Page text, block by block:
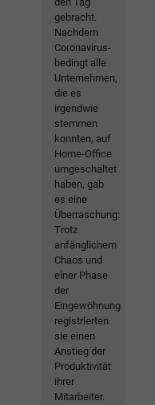
gebracht.
Nachdem
Coronavirus-
bedingt alle
Unternehmen,
die es
irgendwie
stemmen
konnten, auf
Home-Office
umgeschaltet
haben, gab
es eine
Überraschung:
Trotz
anfänglichem
Chaos und
einer Phase
der
Eingewöhnung
registrierten
sie einen
Anstieg der
Produktivität
ihrer
Mitarbeiter.